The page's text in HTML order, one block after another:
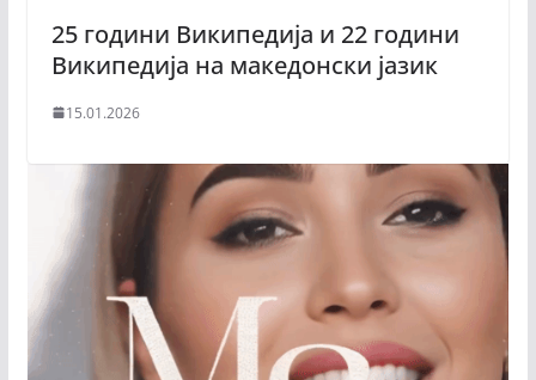
25 години Википедија и 22 години
Википедија на македонски јазик
15.01.2026